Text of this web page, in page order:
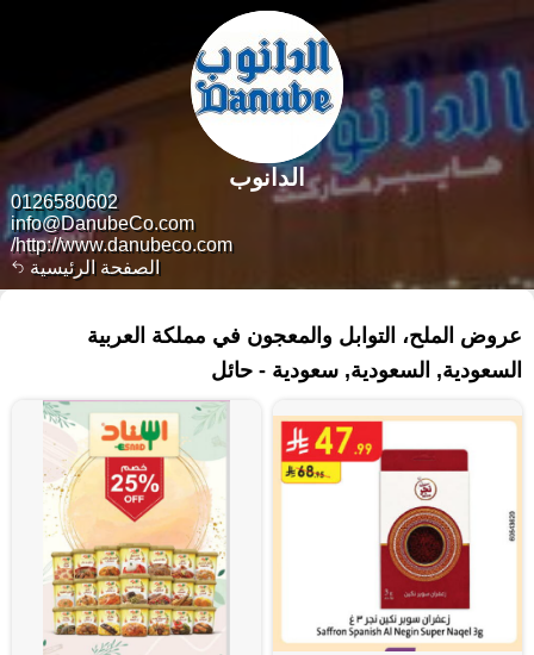
الصفحة الرئيسية
0126580602
info@DanubeCo.com
http://www.danubeco.com/
الدانوب
عروض الملح، التوابل والمعجون في مملكة العربية
السعودية, السعودية, سعودية - حائل‎